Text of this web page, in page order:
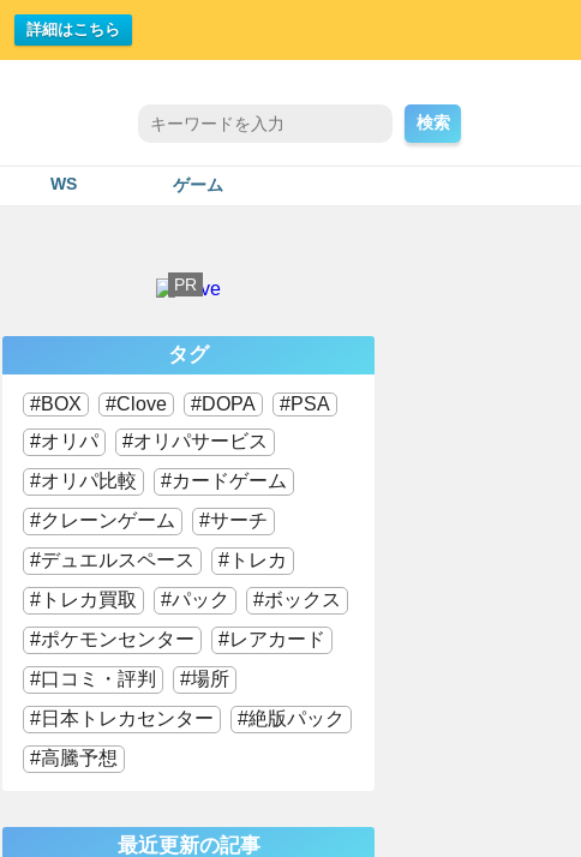
詳細はこちら
検索
WS ゲーム
タグ
BOX Clove DOPA
PSA
オリパ
オリパサービス
オリパ比較
カードゲーム
クレーンゲーム
サーチ
デュエルスペース
トレカ
トレカ買取
パック
ボックス
ポケモンセンター
レアカード
口コミ・評判
場所
日本トレカセンター
絶版パック
高騰予想
最近更新の記事